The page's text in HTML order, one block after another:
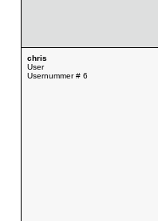
chris
User
Usernummer # 6